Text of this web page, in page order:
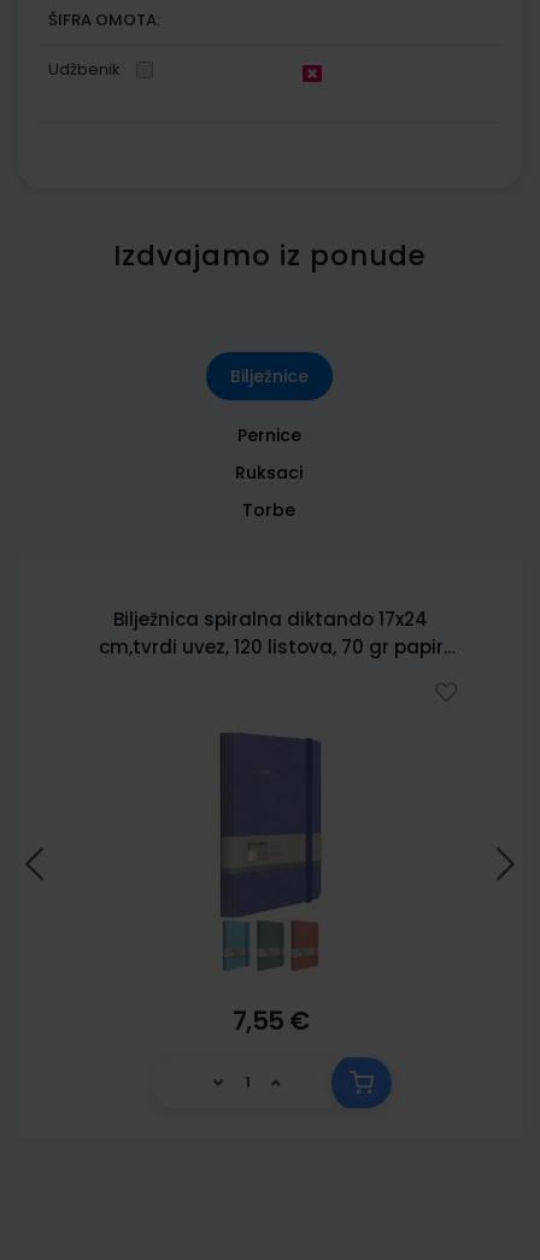
ŠIFRA OMOTA:
Udžbenik
Izdvajamo iz ponude
Bilježnice
Pernice
Ruksaci
Torbe
Bilježnica spiralna diktando 17x24
cm,tvrdi uvez, 120 listova, 70 gr papir
7,55 €